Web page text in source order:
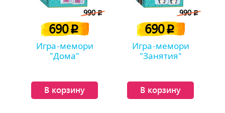
990p
690p
Игра-мемори
"Дома"
В корзину
990p
690p
Игра-мемори
"Занятия"
В корзину